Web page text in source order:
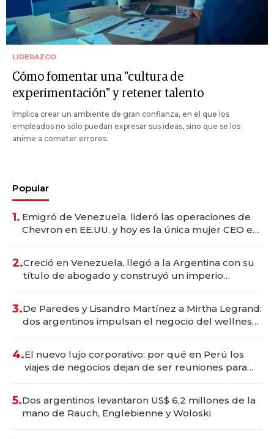
LIDERAZGO
Cómo fomentar una "cultura de
experimentación" y retener talento
Implica crear un ambiente de gran confianza, en el que los
empleados no sólo puedan expresar sus ideas, sino que se los
anime a cometer errores.
Popular
1. Emigró de Venezuela, lideró las operaciones de
Chevron en EE.UU. y hoy es la única mujer CEO en
2.Creció en Venezuela, llegó a la Argentina con su
título de abogado y construyó un imperio
3.De Paredes y Lisandro Martínez a Mirtha Legrand:
dos argentinos impulsan el negocio del wellness
4.El nuevo lujo corporativo: por qué en Perú los
viajes de negocios dejan de ser reuniones para
5.Dos argentinos levantaron US$ 6,2 millones de la
mano de Rauch, Englebienne y Woloski